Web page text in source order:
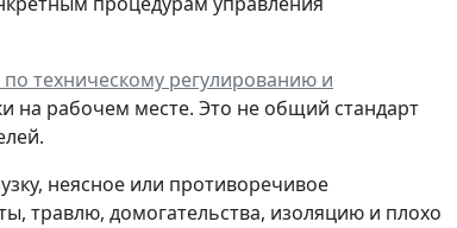
техническому регулированию и
на рабочем месте. Это не общий стандарт
неясное или противоречивое
травлю, домогательства, изоляцию и плохо